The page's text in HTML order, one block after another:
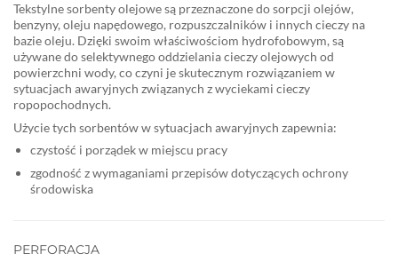
Tekstylne sorbenty olejowe są przeznaczone do sorpcji olejów,
benzyny, oleju napędowego, rozpuszczalników i innych cieczy na
bazie oleju. Dzięki swoim właściwościom hydrofobowym, są
używane do selektywnego oddzielania cieczy olejowych od
powierzchni wody, co czyni je skutecznym rozwiązaniem w
sytuacjach awaryjnych związanych z wyciekami cieczy
ropopochodnych.
Użycie tych sorbentów w sytuacjach awaryjnych zapewnia:
czystość i porządek w miejscu pracy
zgodność z wymaganiami przepisów dotyczących ochrony
środowiska
PERFORACJA